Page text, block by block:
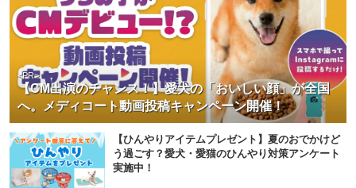
【CM出演のチャンス！】愛犬の「おいしい顔」が全国
へ。メディコート動画投稿キャンペーン開催！
<PR>
【ひんやりアイテムプレゼント】夏のおでかけど
う過ごす？愛犬・愛猫のひんやり対策アンケート
実施中！